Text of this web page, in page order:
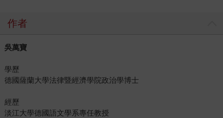
作者
吳萬寶
學歷
德國薩蘭大學法律暨經濟學院政治學博士
經歷
淡江大學德國語文學系專任教授